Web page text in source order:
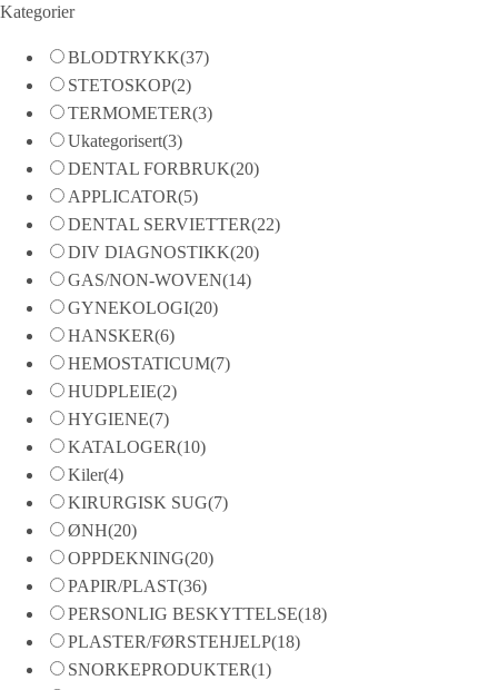
Kategorier
BLODTRYKK(37)
STETOSKOP(2)
TERMOMETER(3)
Ukategorisert(3)
DENTAL FORBRUK(20)
APPLICATOR(5)
DENTAL SERVIETTER(22)
DIV DIAGNOSTIKK(20)
GAS/NON-WOVEN(14)
GYNEKOLOGI(20)
HANSKER(6)
HEMOSTATICUM(7)
HUDPLEIE(2)
HYGIENE(7)
KATALOGER(10)
Kiler(4)
KIRURGISK SUG(7)
ØNH(20)
OPPDEKNING(20)
PAPIR/PLAST(36)
PERSONLIG BESKYTTELSE(18)
PLASTER/FØRSTEHJELP(18)
SNORKEPRODUKTER(1)